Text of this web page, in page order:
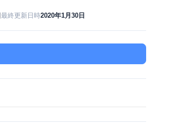
最終更新日時2020年1月30日